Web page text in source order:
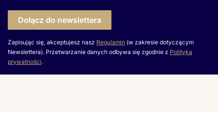
Dołącz do newslettera
Zapisując się, akceptujesz nasz Regulamin (w zakresie dotyczącym
Newslettera). Przetwarzanie danych odbywa się zgodnie z Polityką
prywatności.